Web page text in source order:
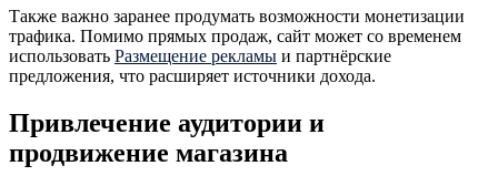
Также важно заранее продумать возможности монетизации
трафика. Помимо прямых продаж, сайт может со временем
использовать Размещение рекламы и партнёрские
предложения, что расширяет источники дохода.
Привлечение аудитории и
продвижение магазина